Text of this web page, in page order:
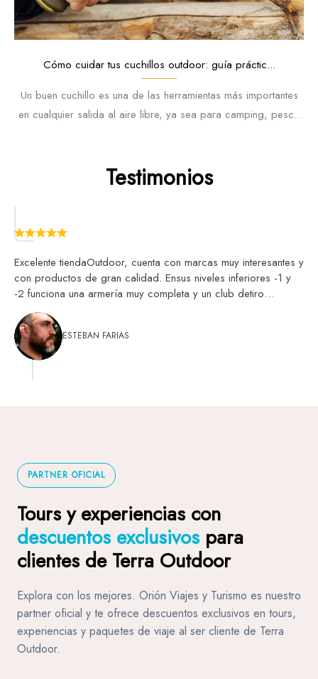
Cómo cuidar tus cuchillos outdoor: guía práctic...
Un buen cuchillo es una de las herramientas más importantes
en cualquier salida al aire libre, ya sea para camping, pesca
Testimonios
Excelente tiendaOutdoor, cuenta con marcas muy interesantes y
con productos de gran calidad. Ensus niveles inferiores -1 y
-2 funciona una armería muy completa y un club detiro
deportivo. Muy recomendable para visitar. La atención al
cliente es notabletambién, por eso 5 estrellas
ESTEBAN FARIAS
PARTNER OFICIAL
Tours y experiencias con
descuentos exclusivos para
clientes de Terra Outdoor
Explora con los mejores. Orión Viajes y Turismo es nuestro
partner oficial y te ofrece descuentos exclusivos en tours,
experiencias y paquetes de viaje al ser cliente de Terra
Outdoor.